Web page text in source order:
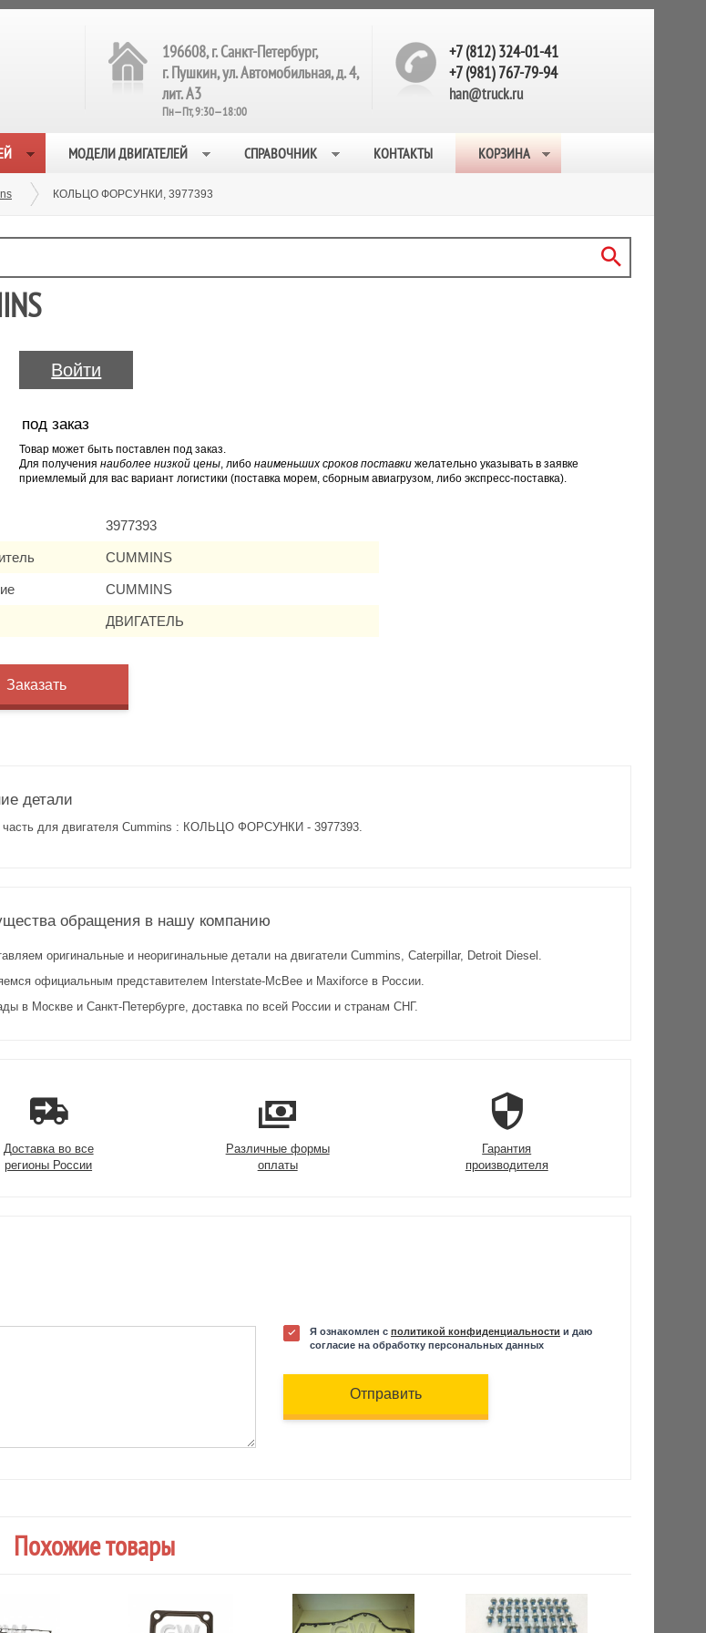
196608, г. Санкт-Петербург,
г. Пушкин, ул. Автомобильная, д. 4,
лит. А3
Пн—Пт, 9:30—18:00
+7 (812) 324-01-41
+7 (981) 767-79-94
han@truck.ru
МОДЕЛИ ДВИГАТЕЛЕЙ СПРАВОЧНИК КОНТАКТЫ КОРЗИНА
КОЛЬЦО ФОРСУНКИ, 3977393
Войти
под заказ
Товар может быть поставлен под заказ.
Для получениянаиболее низкой цены, либонаименьших сроков поставки желательно указывать в заявке
приемлемый для вас вариант логистики (поставка морем, сборным авиагрузом, либо экспресс-поставка).
3977393
CUMMINS
CUMMINS
ДВИГАТЕЛЬ
Заказать
детали
часть для двигателя Cummins : КОЛЬЦО ФОРСУНКИ - 3977393.
обращения в нашу компанию
оригинальные и неоригинальные детали на двигатели Cummins, Caterpillar, Detroit Diesel.
официальным представителем Interstate-McBee и Maxiforce в России.
в Москве и Санкт-Петербурге, доставка по всей России и странам СНГ.
Доставка во все
регионы России
Различные формы
оплаты
Гарантия
производителя
Я ознакомлен с политикой конфиденциальности и даю
согласие на обработку персональных данных
Отправить
Похожие товары